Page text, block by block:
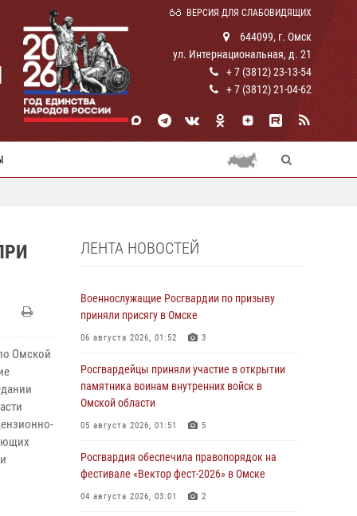
ВЕРСИЯ ДЛЯ СЛАБОВИДЯЩИХ
644099, г. Омск
ул. Интернациональная, д. 21
+ 7 (3812) 23-13-54
+ 7 (3812) 21-04-62
Омской
ЛЕНТА НОВОСТЕЙ
Военнослужащие Росгвардии по призыву
приняли присягу в Омске
06 августа 2026, 01:52 3
Росгвардейцы приняли участие в открытии
памятника воинам внутренних войск в
Омской области
05 августа 2026, 01:51 5
Росгвардия обеспечила правопорядок на
фестивале «Вектор фест-2026» в Омске
04 августа 2026, 03:01 2